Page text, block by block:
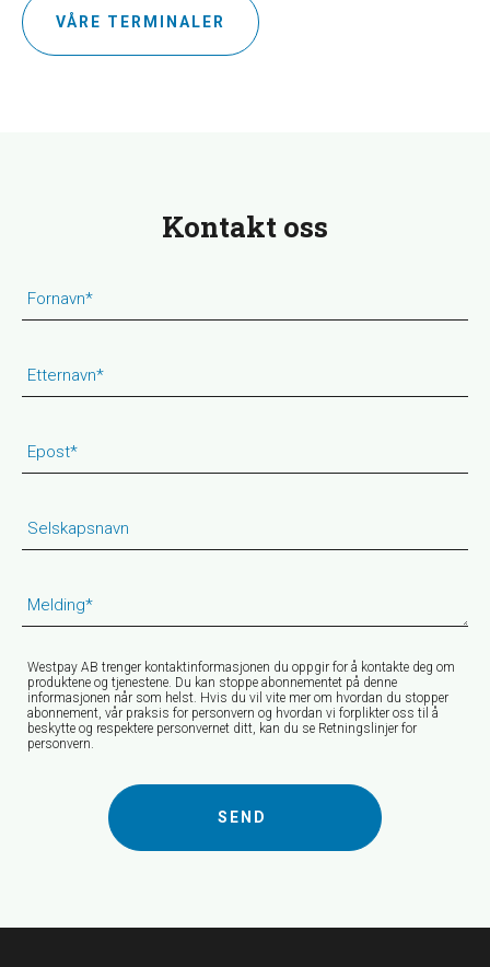
VÅRE TERMINALER
Kontakt oss
Fornavn*
Etternavn*
Epost*
Selskapsnavn
Melding*
Westpay AB trenger kontaktinformasjonen du oppgir for å kontakte deg om
produktene og tjenestene. Du kan stoppe abonnementet på denne
informasjonen når som helst. Hvis du vil vite mer om hvordan du stopper
abonnement, vår praksis for personvern og hvordan vi forplikter oss til å
beskytte og respektere personvernet ditt, kan du se Retningslinjer for
personvern.